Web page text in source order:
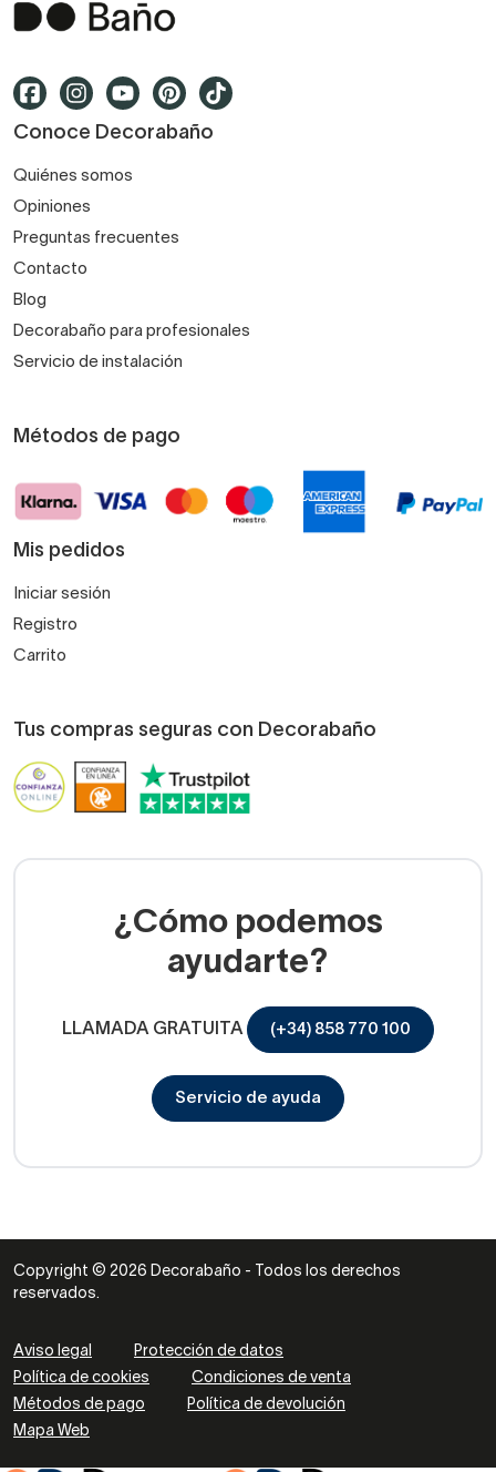
Conoce Decorabaño
Quiénes somos
Opiniones
Preguntas frecuentes
Contacto
Blog
Decorabaño para profesionales
Servicio de instalación
Métodos de pago
Mis pedidos
Iniciar sesión
Registro
Carrito
Tus compras seguras con Decorabaño
¿Cómo podemos
ayudarte?
LLAMADA GRATUITA (+34) 858 770 100
Servicio de ayuda
Copyright © 2026 Decorabaño - Todos los derechos
reservados.
Aviso legal
Protección de datos
Política de cookies
Condiciones de venta
Métodos de pago
Política de devolución
Mapa Web